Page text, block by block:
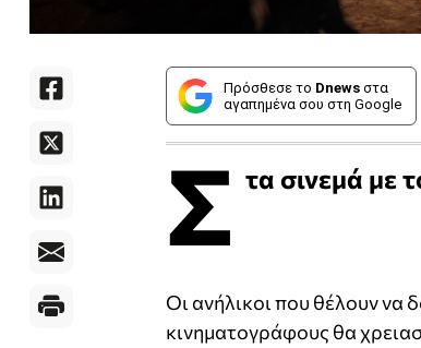
Πρόσθεσε το Dnews στα
αγαπημένα σου στη Google
Σ τα σινεμά με
Οι ανήλικοι που θέλουν να
κινηματογράφους θα